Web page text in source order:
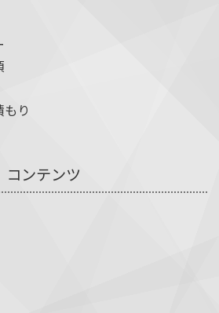
り
コンテンツ